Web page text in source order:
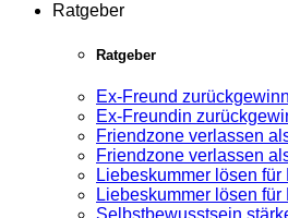
Ratgeber
Ratgeber
Ex-Freund
Ex-Freundin
Friendzone verlassen
Friendzone verlassen
Liebeskummer lösen für
Liebeskummer lösen für